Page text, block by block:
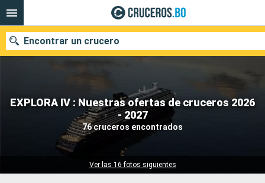
EXPLORA IV : Nuestras ofertas de cruceros 2026
- 2027
76 cruceros encontrados
Ver las 16 fotos siguientes
Encontrar un crucero
Nuestros destinos
Fecha de salida